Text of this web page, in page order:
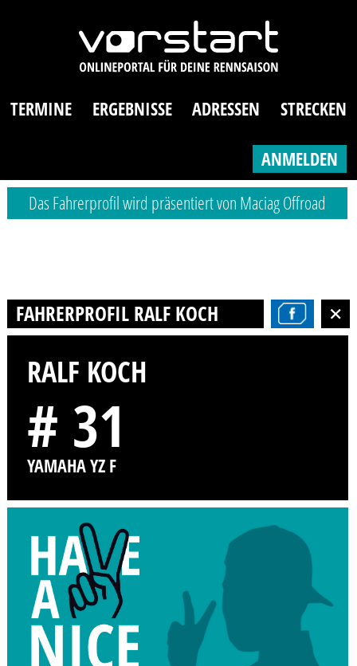
TERMINE ERGEBNISSE ADRESSEN STRECKEN
ANMELDEN
Das Fahrerprofil wird präsentiert von Maciag Offroad
FAHRERPROFIL RALF KOCH
RALF KOCH
# 31
YAMAHA YZ F